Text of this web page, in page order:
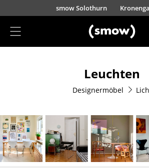
Direkt zum Inhaltsmow Solothurn
Sofas
Sessel
Loungesessel
Leuchten
Designermöbel